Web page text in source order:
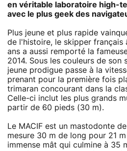
en véritable laboratoire high-
avec le plus geek des
Plus jeune et plus rapide
de l'histoire, le skipper français
ans a aussi remporté la
2014. Sous les couleurs de son
jeune prodigue passe à la
prenant pour la première fois
trimaran concourant dans la
Celle-ci inclut les plus grands
partir de 60 pieds (30 m).
Le MACIF est un mastodonte
mesure 30 m de long pour 21
immense mât qui culmine à 35